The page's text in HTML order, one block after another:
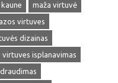
maža virtuvė
virtuves
dizainas
virtuves isplanavimas